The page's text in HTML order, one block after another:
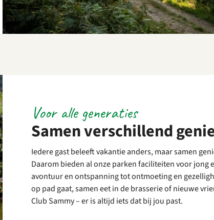
Samen verschillend
Voor alle generaties
Iedere gast beleeft vakantie anders, maar samen
Daarom bieden al onze parken faciliteiten voor jong
avontuur en ontspanning tot ontmoeting en
op pad gaat, samen eet in de brasserie of nieuwe
Club Sammy – er is altijd iets dat bij jou past.